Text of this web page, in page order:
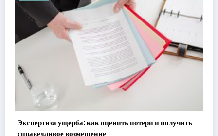
оценить потери и получить
21 мая, 2026 admin